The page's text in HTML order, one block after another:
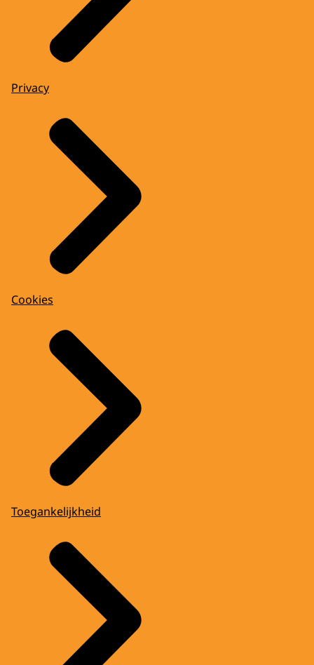
Privacy
Cookies
Toegankelijkheid